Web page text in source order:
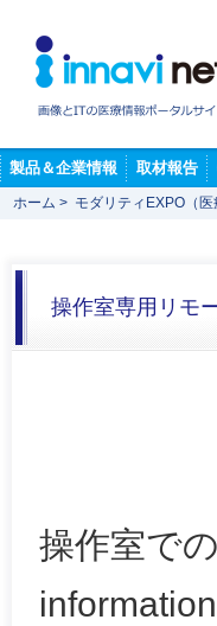
製品＆企業情報 取材報告
ホーム > モダリティEXPO（医
操作室専用リモ
操作室で